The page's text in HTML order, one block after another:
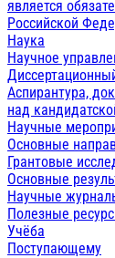
является
Российской
Наука
Научное
Аспирантура,
над
Научные
Основные
Грантовые
Основные
Научные
Полезные
Учёба
Поступающему